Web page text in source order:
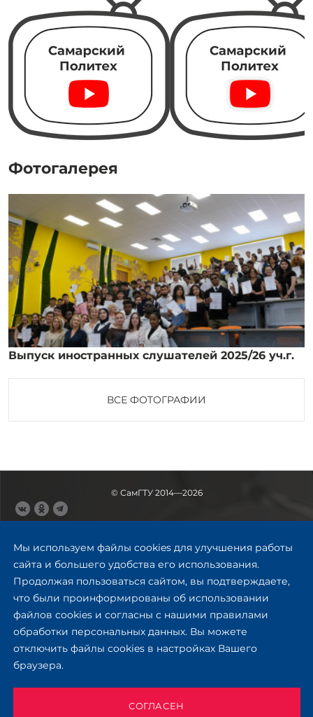
Фотогалерея
Выпуск иностранных слушателей 2025/26 уч.г.
ВСЕ ФОТОГРАФИИ
Мы используем файлы cookies для улучшения работы
сайта и большего удобства его использования.
Продолжая пользоваться сайтом, вы подтверждаете,
что были проинформированы об использовании
файлов cookies и согласны с нашими правилами
обработки персональных данных. Вы можете
отключить файлы cookies в настройках Вашего
браузера.
СОГЛАСЕН
© СамГТУ 2014—2026
443100, Самара
Ул. Молодогвардейская, 244,
главный корпус
8 (846) 278-43-11
rector@samgtu.ru
Приемная комиссия
Приёмная комиссия
Заочное обучение